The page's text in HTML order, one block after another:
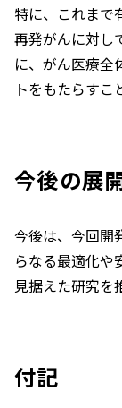
特に、これまで
再発がんに対し
に、がん医療全
トをもたらすこ
今後の展
今後は、今回開
らなる最適化や
見据えた研究を
付記